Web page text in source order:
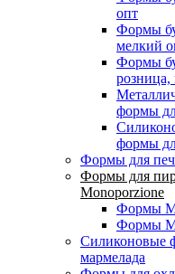
опт
Формы
мелкий
Формы
формы
формы
Формы для
Формы для
Monoporzione
Формы
Формы
Силиконовые
мармелада